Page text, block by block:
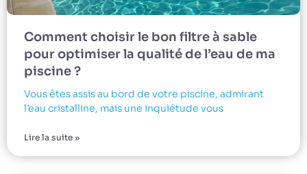
Comment choisir le bon filtre à sable
pour optimiser la qualité de l’eau de ma
piscine ?
Vous êtes assis au bord de votre piscine, admirant
l’eau cristalline, mais une inquiétude vous
Lire la suite »